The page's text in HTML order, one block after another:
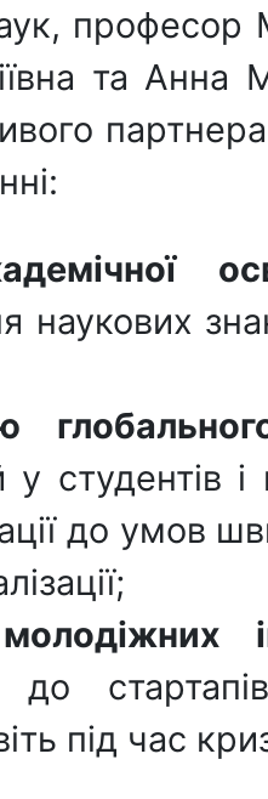
професор
та Анна
наукових
у студентів
до умов
до
під час